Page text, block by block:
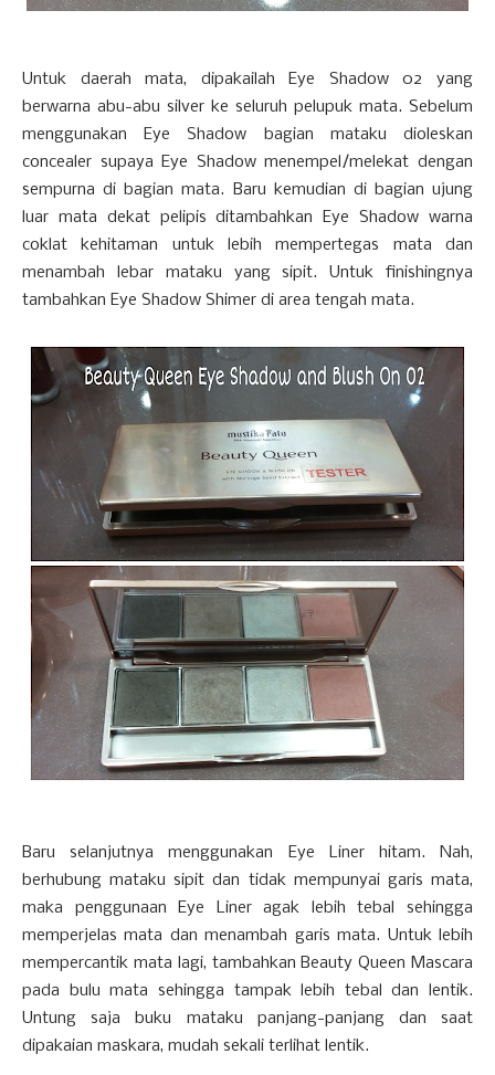
Untuk daerah mata, dipakailah Eye Shadow 02 yang
berwarna abu-abu silver ke seluruh pelupuk mata. Sebelum
menggunakan Eye Shadow bagian mataku dioleskan
concealer supaya Eye Shadow menempel/melekat dengan
sempurna di bagian mata. Baru kemudian di bagian ujung
luar mata dekat pelipis ditambahkan Eye Shadow warna
coklat kehitaman untuk lebih mempertegas mata dan
menambah lebar mataku yang sipit. Untuk finishingnya
tambahkan Eye Shadow Shimer di area tengah mata.
Baru selanjutnya menggunakan Eye Liner hitam. Nah,
berhubung mataku sipit dan tidak mempunyai garis mata,
maka penggunaan Eye Liner agak lebih tebal sehingga
memperjelas mata dan menambah garis mata. Untuk lebih
mempercantik mata lagi, tambahkan Beauty Queen Mascara
pada bulu mata sehingga tampak lebih tebal dan lentik.
Untung saja buku mataku panjang-panjang dan saat
dipakaian maskara, mudah sekali terlihat lentik.